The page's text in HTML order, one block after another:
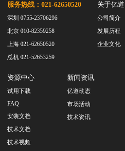
服务热线：021-62650520
深圳 0755-23706296
北京 010-82359258
上海 021-62650520
总机 021-52653259
关于亿道
公司简介
发展历程
企业文化
资源中心
试用下载
FAQ
安装文档
技术文档
技术视频
新闻资讯
亿道动态
市场活动
技术资讯